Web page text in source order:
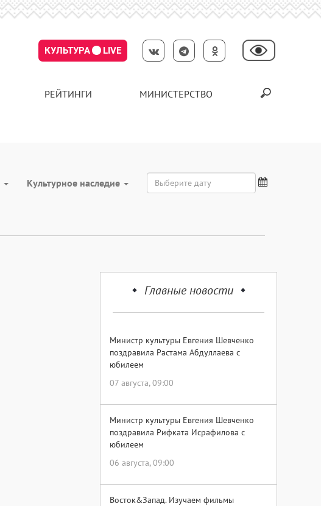
КУЛЬТУРА LIVE
РЕЙТИНГИ МИНИСТЕРСТВО
Культурное наследие
Главные новости
Министр культуры Евгения Шевченко
поздравила Растама Абдуллаева с
юбилеем
07 августа, 09:00
Министр культуры Евгения Шевченко
поздравила Рифката Исрафилова с
юбилеем
06 августа, 09:00
Восток&Запад. Изучаем фильмы